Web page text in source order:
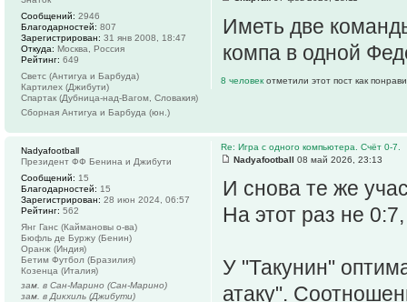
Иметь две
компа в одной
8 человекотметили этот пост как
Сообщений: 2946
Благодарностей: 807
Зарегистрирован: 31 янв 2008, 18:47
Откуда: Москва, Россия
Рейтинг: 649
Светс (Антигуа и Барбуда)
Картилех (Джибути)
Спартак (Дубница-над-Вагом, Словакия)
Сборная Антигуа и Барбуда (юн.)
Re: Игра с одного компьютера. Счёт 0-7.
Nadyafootball
08 май 2026, 23:13
И снова те же
На этот раз не
У "Такунин"
атаку".
Nadyafootball
Президент ФФ Бенина и Джибути
Сообщений: 15
Благодарностей: 15
Зарегистрирован: 28 июн 2024, 06:57
Рейтинг: 562
Янг Ганс (Каймановы о-ва)
Бюфль де Буржу (Бенин)
Оранж (Индия)
Бетим Футбол (Бразилия)
Козенца (Италия)
зам. в Сан-Марино (Сан-Марино)
зам. в Дикхиль (Джибути)